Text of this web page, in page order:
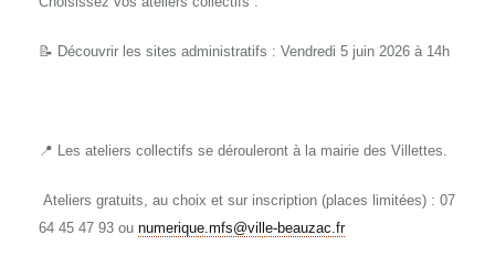
📝 Découvrir les sites administratifs : Vendredi 5 juin 2026 à 14h
📍 Les ateliers collectifs se dérouleront à la mairie des Villettes.
Ateliers gratuits, au choix et sur inscription (places limitées) : 07
64 45 47 93 ou numerique.mfs@ville-beauzac.fr